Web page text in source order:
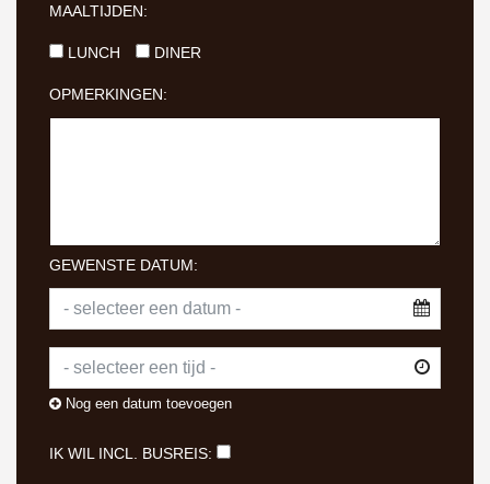
MAALTIJDEN:
LUNCH DINER
OPMERKINGEN:
GEWENSTE DATUM:
Nog een datum toevoegen
IK WIL INCL. BUSREIS: